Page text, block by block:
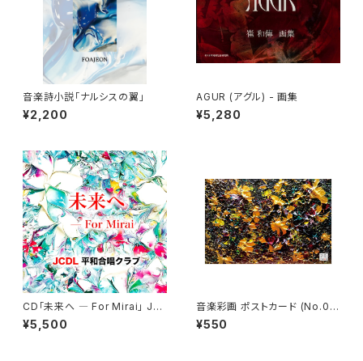
音楽詩小説「ナルシスの翼」
¥2,200
AGUR (アグル) - 画集
¥5,280
CD「未来へ ― For Mirai」 JC
DL 平和合唱クラブ
¥5,500
音楽彩画 ポストカード (No.09
01)
¥550